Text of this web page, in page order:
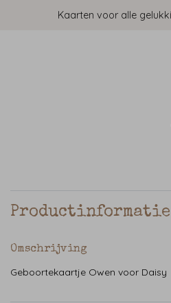
Kaarten voor alle
Productinformatie
Omschrijving
Geboortekaartje Owen voor Daisy